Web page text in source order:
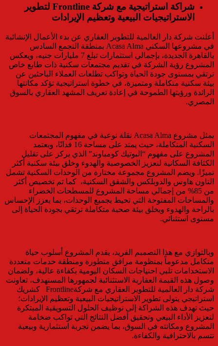
شراكة استراتيجية مع شركة Frontline لتطوير
الاستراتيجيات البيعية وتعظيم الإيرادات
أعلنت شركة دار العالمية للتطوير العقاري عن بدء الأعمال الإنشائية
في مشروعها السكني Acasa Alma بمنطقة التجمع السادس
بالقاهرة الجديدة، بإجمالي استثمارات تبلغ 7 مليارات جنيه، ويعكس
المشروع رؤية الشركة في تقديم مجتمعات سكنية ذات طابع خاص
ترتقي بمستوى جودة الحياة وتواكب تطلعات العملاء الباحثين عن
بيئة سكنية متكاملة ومتميزة، في خطوة استراتيجية تؤكد مكانتها
الرائدة ورؤيتها الطموحة في إعادة تعريف المشهد العقاري بالسوق
المصري.
يمثل مشروع Acasa Alma نقلة نوعية في مفهوم المجتمعات
السكنية المتكاملة، حيث يمتد على مساحة 16 فدانًا، ويعتمد
المشروع على مفهوم “البوتيك كومباوند” الذي يركز على تقليل
الكثافة السكانية لتعزيز الخصوصية والهدوء وخلق بيئة سكنية أكثر
تميزًا. ويضم المشروع مجموعة مختارة من الوحدات السكنية تشمل
التاون هاوس والدوبلكس والشقق السكنية، كما تم تخصيص أكثر
من 85% من إجمالي مساحة المشروع للمسطحات الخضراء
والمساحات المفتوحة التي تحيط بجميع الوحدات، بما يعزز الإحساس
بالراحة والهدوء ويخلق بيئة صحية متكاملة ترتقي بجودة الحياة إلى
مستوى استثنائي.
وبالتوازي مع هذا التصميم الفريد، يقدم المشروع أسلوب حياة
متكامل مدعوماً بمنظومة مرافق متطورة ومنطقة خدمات متعددة
الاستخدامات تلبي احتياجات السكان اليومية بكفاءة عالية، ولضمان
وصول هذه القيمة العقارية الاستثنائية لجمهورها المستهدف، تعاونت
شركة دار العالمية للتطوير العقاري مع شركةFrontline كشريك
استراتيجي يتولى تطوير الاستراتيجيات البيعية وتعظيم الإيرادات؛
حيث تهدف هذه الشراكة إلى توظيف الحلول التسويقية المبتكرة
لتعزيز الأداء البيعي وتحقيق أفضل النتائج التي تواكب ضخامة
المشروع ومكانته في السوق، بما يضمن تجربة استثمارية وبيعية
تتسم بالاحترافية والكفاءة.